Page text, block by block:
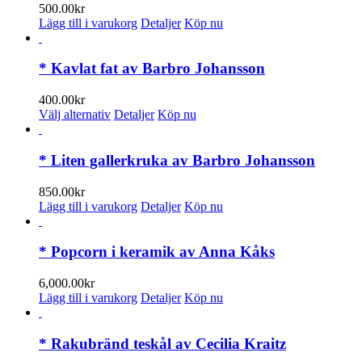
500.00kr
Lägg till i varukorg Detaljer Köp nu
* Kavlat fat av Barbro Johansson
400.00kr
Välj alternativ Den
har
flera
De
olika
kan
väljas
Detaljer Köp nu
* Liten gallerkruka av Barbro Johansson
850.00kr
Lägg till i varukorg Detaljer Köp nu
* Popcorn i keramik av Anna Kåks
6,000.00kr
Lägg till i varukorg Detaljer Köp nu
* Rakubränd teskål av Cecilia Kraitz